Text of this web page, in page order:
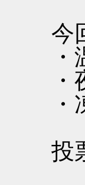
今
・
・
・
投